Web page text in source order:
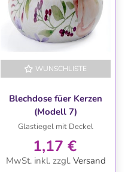
WUNSCHLISTE
Blechdose füer Kerzen
(Modell 7)
Glastiegel mit Deckel
1,17 €
MwSt. inkl. zzgl. Versand